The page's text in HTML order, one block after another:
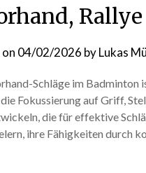
Rallye
04/02/2026 byLukas
Schläge im Badminton
Fokussierung auf Griff,
die für effektive
ihre Fähigkeiten durch